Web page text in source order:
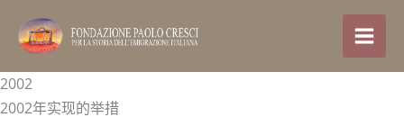
容
2002
2002年实现的举措